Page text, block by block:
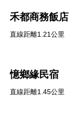
禾都商務飯店
直線距離1.21公里
憶鄉緣民宿
直線距離1.45公里